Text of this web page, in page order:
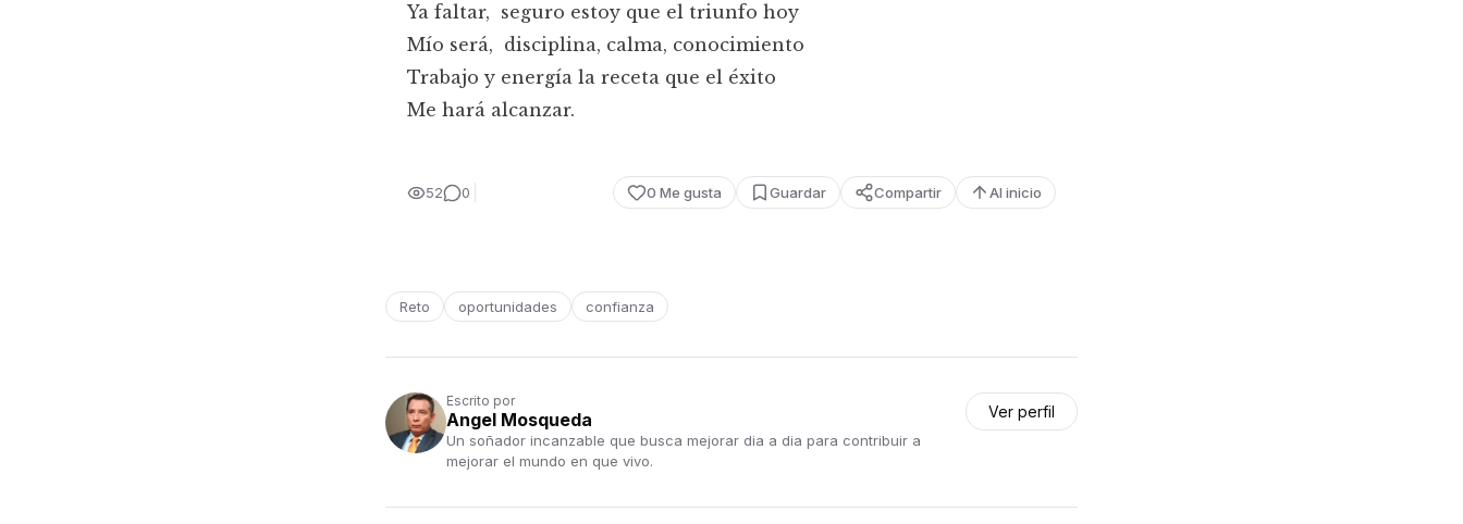
Ya faltar, seguro estoy que el triunfo hoy
Mío será, disciplina, calma, conocimiento
Trabajo y energía la receta que el éxito
Me hará alcanzar.
52 0 0 Me gusta Guardar Compartir Al inicio
Reto oportunidades confianza
Escrito por
Angel Mosqueda
Un soñador incanzable que busca mejorar dia a dia para contribuir a
mejorar el mundo en que vivo.
Ver perfil